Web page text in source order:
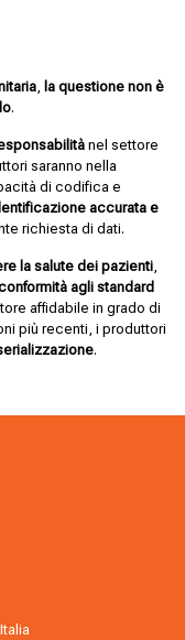
, la questione non è
.
nel settore
saranno nella
di codifica e
accurata e
richiesta di dati.
la salute dei pazienti,
agli standard
affidabile in grado di
più recenti, i produttori
.